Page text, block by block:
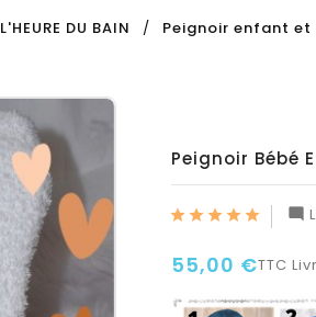
L'HEURE DU BAIN Peignoir enfant et
Peignoir Bébé

55,00 €TTC